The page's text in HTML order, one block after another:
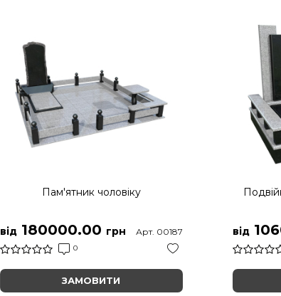
Пам'ятник чоловіку
від180000.00 грн
0
Арт. 00187
ЗАМОВИТИ
від